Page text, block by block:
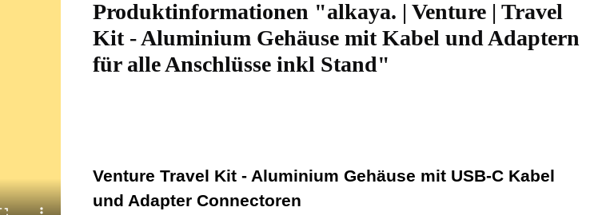
Produktinformationen "alkaya. | Venture | Travel
Kit - Aluminium Gehäuse mit Kabel und Adaptern
für alle Anschlüsse inkl Stand"
Venture Travel Kit - Aluminium Gehäuse mit USB-C Kabel
und Adapter Connectoren